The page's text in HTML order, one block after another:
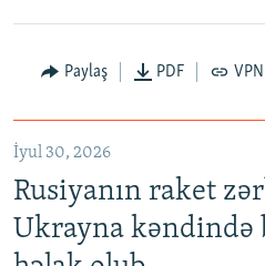
Paylaş PDF
İyul 30, 2026
Rusiyanın raket
Ukrayna kəndində